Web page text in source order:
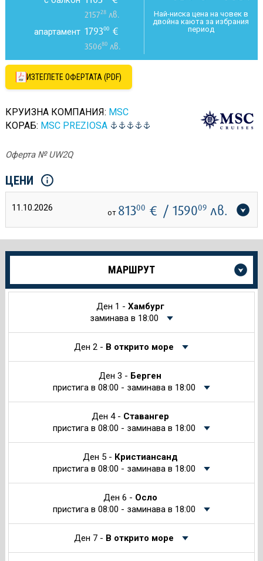
215728лв.
апартамент 179300€
350680лв.
Най-ниска цена на човек в
двойна каюта за избрания
период
ИЗТЕГЛЕТЕ ОФЕРТАТА (PDF)
КРУИЗНА КОМПАНИЯ: MSC
КОРАБ: MSC PREZIOSA
Оферта № UW2Q
ЦЕНИ
11.10.2026 от 81300 € / 159009лв.
Още
за
МАРШРУТ
Ден 1 - Хамбург
заминава в 18:00
Ден 2 - В открито море
Ден 3 - Берген
пристига в 08:00 - заминава в 18:00
Ден 4 - Ставангер
пристига в 08:00 - заминава в 18:00
Ден 5 - Кристиансанд
пристига в 08:00 - заминава в 18:00
Ден 6 - Осло
пристига в 08:00 - заминава в 18:00
Ден 7 - В открито море